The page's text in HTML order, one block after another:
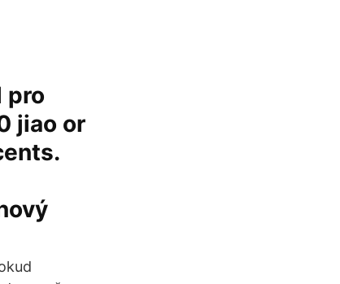
pro
jiao or